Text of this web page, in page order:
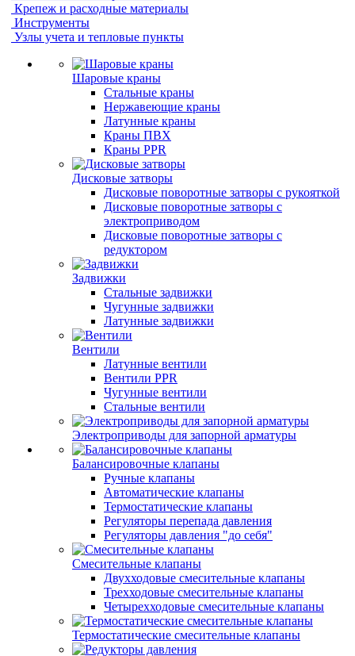
Крепеж и расходные материалы
Инструменты
Узлы учета и тепловые пункты
Шаровые краны
Стальные краны
Нержавеющие краны
Латунные краны
Краны ПВХ
Краны PPR
Дисковые затворы
Дисковые поворотные затворы с рукояткой
Дисковые поворотные затворы с
электроприводом
Дисковые поворотные затворы с
редуктором
Задвижки
Стальные задвижки
Чугунные задвижки
Латунные задвижки
Вентили
Латунные вентили
Вентили PPR
Чугунные вентили
Стальные вентили
Электроприводы для запорной арматуры
Балансировочные клапаны
Ручные клапаны
Автоматические клапаны
Термостатические клапаны
Регуляторы перепада давления
Регуляторы давления "до себя"
Смесительные клапаны
Двухходовые смесительные клапаны
Трехходовые смесительные клапаны
Четырехходовые смесительные клапаны
Термостатические смесительные клапаны